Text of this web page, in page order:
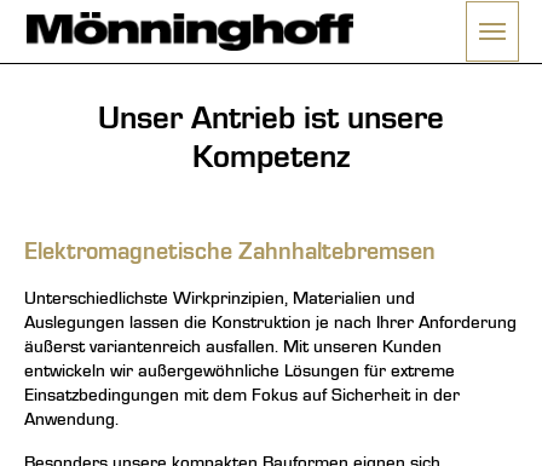
Menü
Unser Antrieb ist unsere
Kompetenz
Elektromagnetische Zahnhaltebremsen
Unterschiedlichste Wirkprinzipien, Materialien und
Auslegungen lassen die Konstruktion je nach Ihrer Anforderung
äußerst variantenreich ausfallen. Mit unseren Kunden
entwickeln wir außergewöhnliche Lösungen für extreme
Einsatzbedingungen mit dem Fokus auf Sicherheit in der
Anwendung.